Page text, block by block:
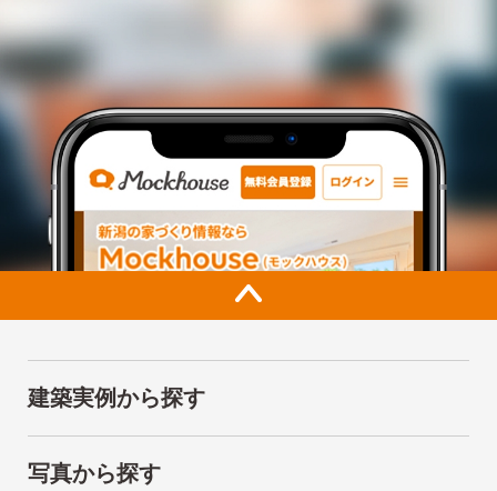
建築実例から探す
写真から探す